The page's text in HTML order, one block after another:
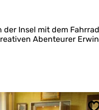
Insel mit dem Fahrrad
Abenteurer Erwin